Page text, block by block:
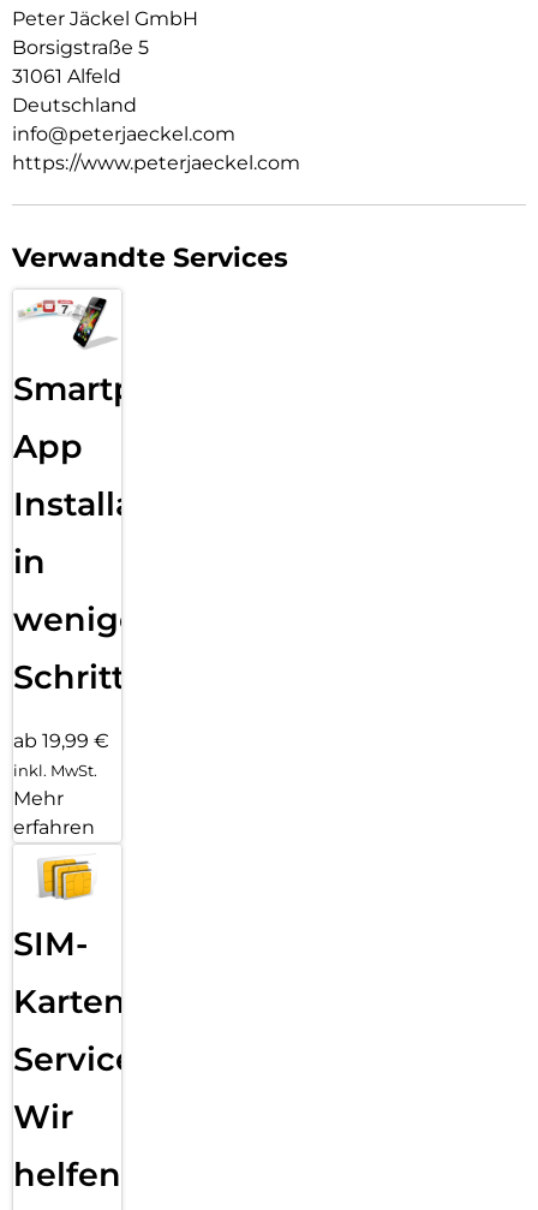
Peter Jäckel GmbH
Borsigstraße 5
31061 Alfeld
Deutschland
info@peterjaeckel.com
https://www.peterjaeckel.com
Verwandte Services
Smartphone
App
Installation
in
wenigen
Schritten
ab 19,99 €
inkl. MwSt.
Mehr
erfahren
SIM-
Karten
Service:
Wir
helfen